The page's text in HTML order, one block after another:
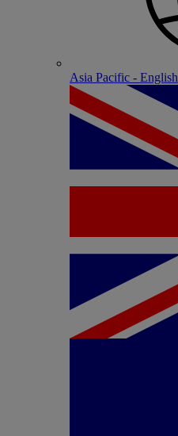
Asia Pacific - English